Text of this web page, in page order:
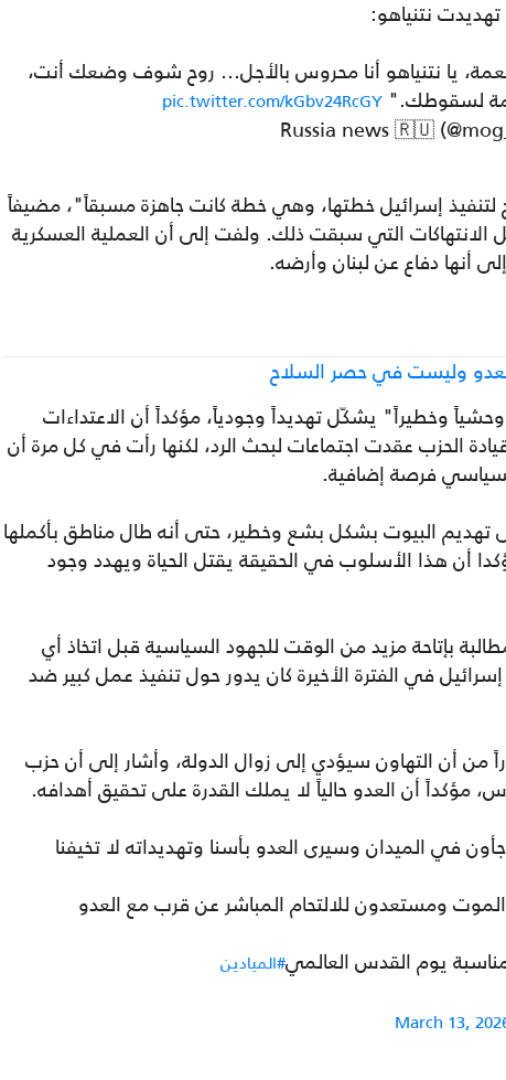
نتنياهو:
يا نتنياهو أنا محروس بالأجل… روح شوف وضعك أنت،
لسقوطك." pic.twitter.com/kGbv24RcGY
لتنفيذ إسرائيل خطتها، وهي خطة كانت جاهزة مسبقاً"، مضيفاً
الانتهاكات التي سبقت ذلك. ولفت إلى أن العملية العسكرية
أنها دفاع عن لبنان وأرضه.
وليست في حصر السلاح
وحشياً وخطيراً" يشكّل تهديداً وجودياً، مؤكداً أن الاعتداءات
إلى أن قيادة الحزب عقدت اجتماعات لبحث الرد، لكنها رأت في كل مرة أن
فرصة إضافية.
تهديم البيوت بشكل بشع وخطير، حتى أنه طال مناطق بأكملها
أن هذا الأسلوب في الحقيقة يقتل الحياة ويهدد وجود
بإتاحة مزيد من الوقت للجهود السياسية قبل اتخاذ أي
في الفترة الأخيرة كان يدور حول تنفيذ عمل كبير ضد
من أن التهاون سيؤدي إلى زوال الدولة، وأشار إلى أن حزب
مؤكداً أن العدو حالياً لا يملك القدرة على تحقيق أهدافه.
في الميدان وسيرى العدو بأسنا وتهديداته لا تخيفنا
ومستعدون للالتحام المباشر عن قرب مع العدو
يوم القدس العالمي#الميادين
March 13,